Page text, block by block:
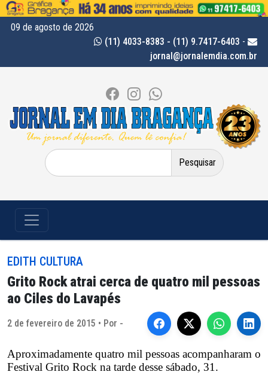
09 de agosto de 2026
(11) 4033-8383 - (11) 9.7417-6403 -
jornal@jornalemdia.com.br
Pesquisar
por:
EDITH CULTURA
Grito Rock atrai cerca de quatro mil pessoas
ao Ciles do Lavapés
2 de fevereiro de 2015 • Por -
Aproximadamente quatro mil pessoas acompanharam o
Festival Grito Rock na tarde desse sábado, 31.